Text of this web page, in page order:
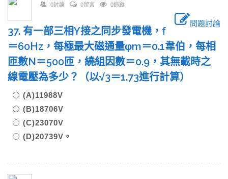
0討論 0留言 0追蹤
問題討論
37. 有一部三相Y接之同步發電機，f
＝60Hz，每極最大磁通量φm＝0.1韋伯，每相
匝數N＝500匝，繞組因數＝0.9，其無載時之
線電壓為多少？（以√3＝1.73進行計算）
(A)11988V
(B)18706V
(C)23070V
(D)20739V。